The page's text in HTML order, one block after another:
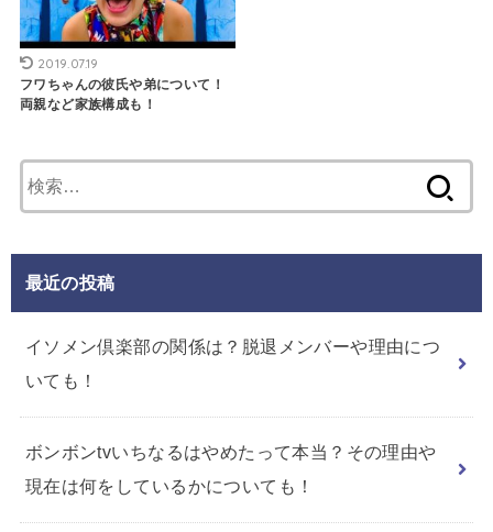
2019.07.19
フワちゃんの彼氏や弟について！
両親など家族構成も！
索:
最近の投稿
イソメン倶楽部の関係は？脱退メンバーや理由につ
いても！
ボンボンtvいちなるはやめたって本当？その理由や
現在は何をしているかについても！